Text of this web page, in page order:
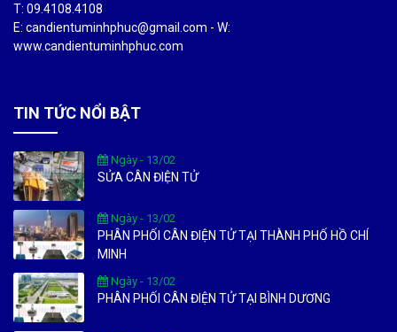
T: 09.4108.4108
E: candientuminhphuc@gmail.com - W:
www.candientuminhphuc.com
TIN TỨC NỔI BẬT
Ngày - 13/02
SỬA CÂN ĐIỆN TỬ
Ngày - 13/02
PHÂN PHỐI CÂN ĐIỆN TỬ TẠI THÀNH PHỐ HỒ CHÍ
MINH
Ngày - 13/02
PHÂN PHỐI CÂN ĐIỆN TỬ TẠI BÌNH DƯƠNG